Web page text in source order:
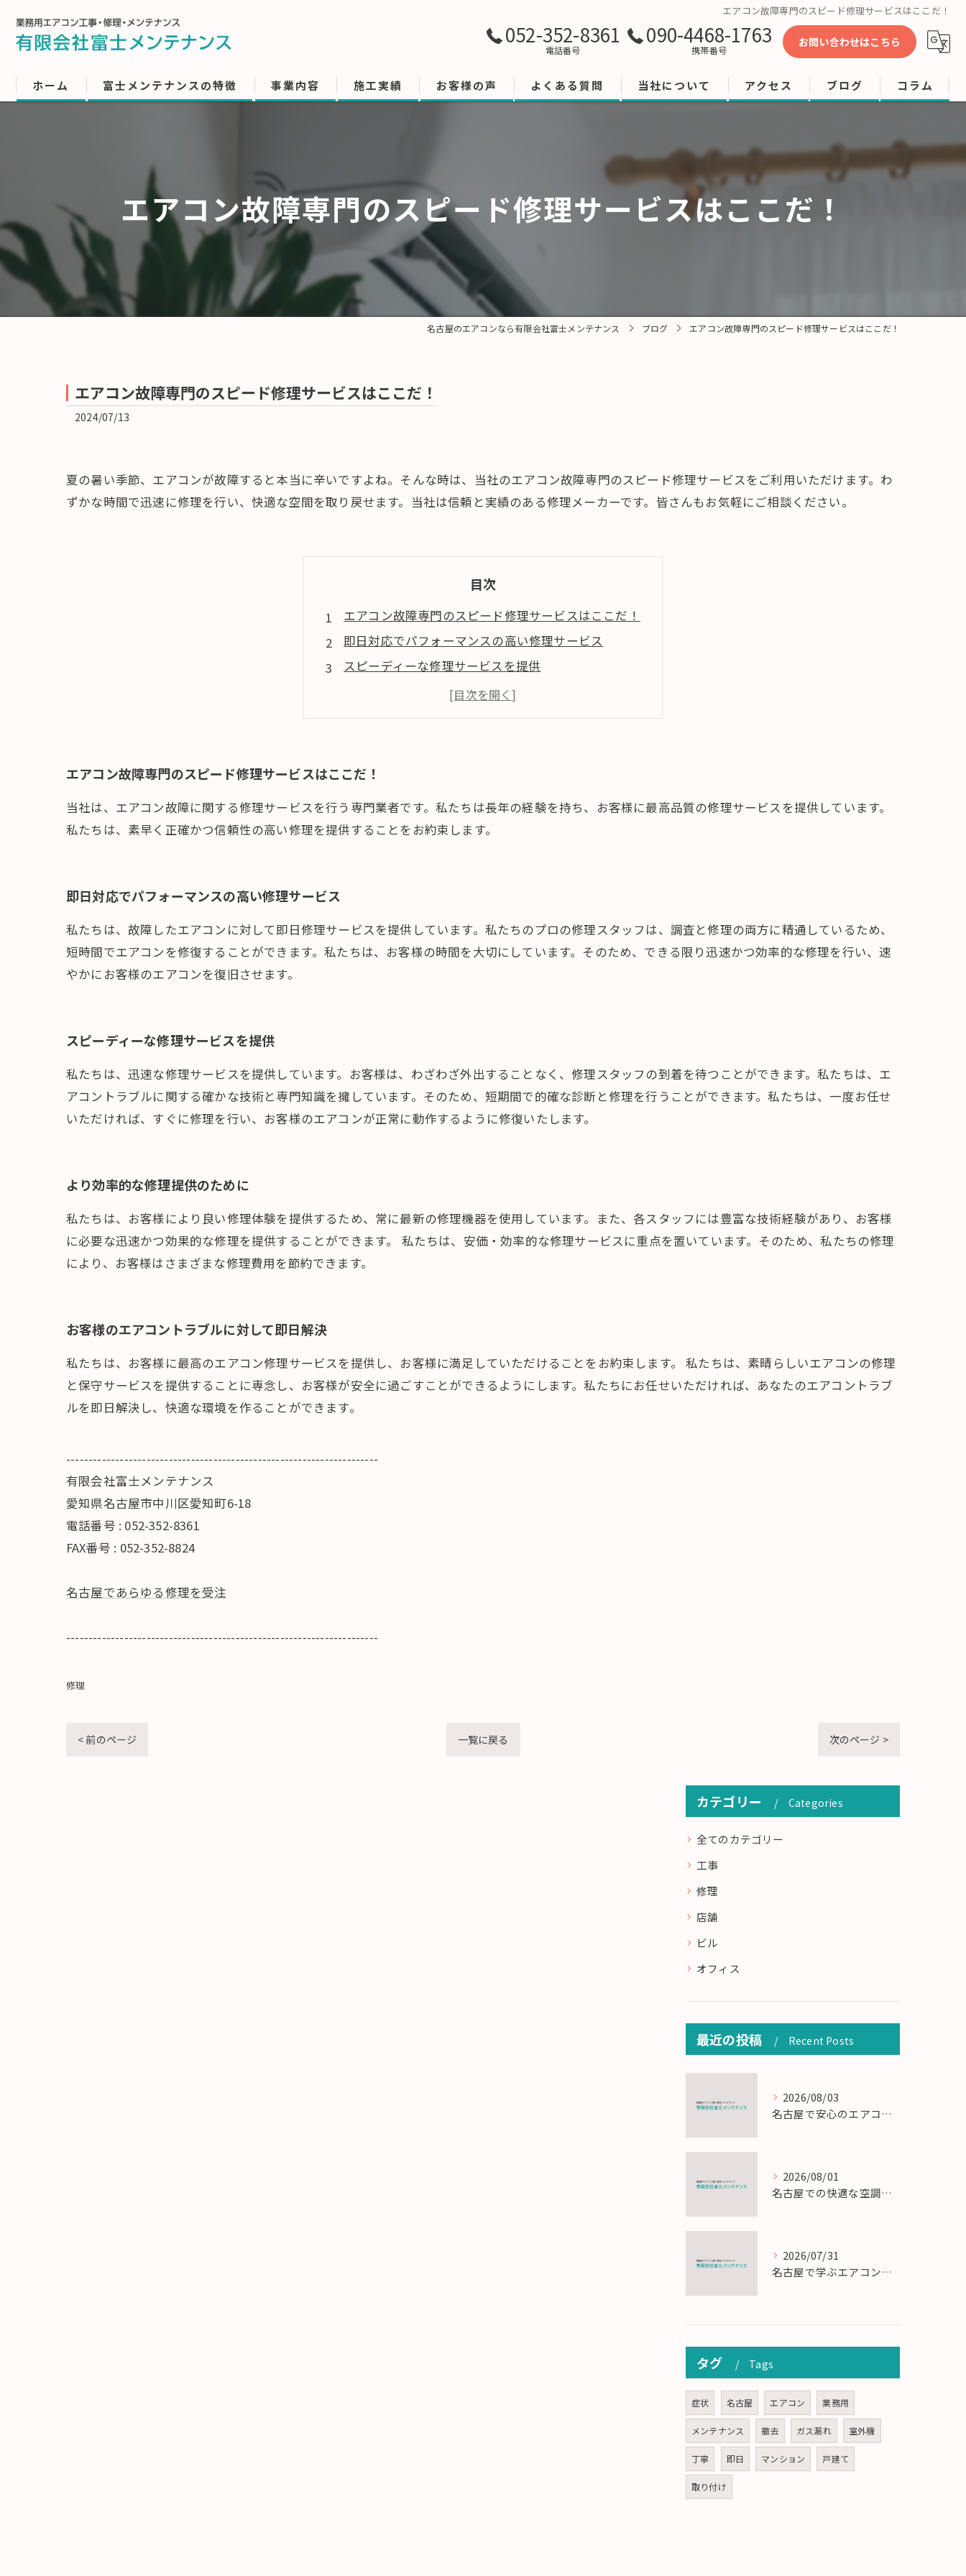
エアコン故障専門のスピード修理サービスはここだ！
052-352-8361
電話番号
090-4468-1763
携帯番号
お問い合わせはこちら
ホーム 富士メンテナンスの特徴 事業内容 施工実績 お客様の声 よくある質問 当社について
店舗
アクセス ブログ コラム
エアコン故障専門のスピード修理サービスはここだ！
名古屋のエアコンなら有限会社富士メンテナンス ブログ エアコン故障専門のスピード修理サービスはここだ！
エアコン故障専門のスピード修理サービスはここだ！
2024/07/13
夏の暑い季節、エアコンが故障すると本当に辛いですよね。そんな時は、当社のエアコン故障専門のスピード修理サービスをご利用いただけます。わ
ずかな時間で迅速に修理を行い、快適な空間を取り戻せます。当社は信頼と実績のある修理メーカーです。皆さんもお気軽にご相談ください。
目次
エアコン故障専門のスピード修理サービスはここだ！
即日対応でパフォーマンスの高い修理サービス
スピーディーな修理サービスを提供
より効率的な修理提供のために
お客様のエアコントラブルに対して即日解決
エアコン故障専門のスピード修理サービスはここだ！
当社は、エアコン故障に関する修理サービスを行う専門業者です。私たちは長年の経験を持ち、お客様に最高品質の修理サービスを提供しています。
私たちは、素早く正確かつ信頼性の高い修理を提供することをお約束します。
即日対応でパフォーマンスの高い修理サービス
私たちは、故障したエアコンに対して即日修理サービスを提供しています。私たちのプロの修理スタッフは、調査と修理の両方に精通しているため、
短時間でエアコンを修復することができます。私たちは、お客様の時間を大切にしています。そのため、できる限り迅速かつ効率的な修理を行い、速
やかにお客様のエアコンを復旧させます。
スピーディーな修理サービスを提供
私たちは、迅速な修理サービスを提供しています。お客様は、わざわざ外出することなく、修理スタッフの到着を待つことができます。私たちは、エ
アコントラブルに関する確かな技術と専門知識を擁しています。そのため、短期間で的確な診断と修理を行うことができます。私たちは、一度お任せ
いただければ、すぐに修理を行い、お客様のエアコンが正常に動作するように修復いたします。
より効率的な修理提供のために
私たちは、お客様により良い修理体験を提供するため、常に最新の修理機器を使用しています。また、各スタッフには豊富な技術経験があり、お客様
に必要な迅速かつ効果的な修理を提供することができます。 私たちは、安価・効率的な修理サービスに重点を置いています。そのため、私たちの修理
により、お客様はさまざまな修理費用を節約できます。
お客様のエアコントラブルに対して即日解決
私たちは、お客様に最高のエアコン修理サービスを提供し、お客様に満足していただけることをお約束します。 私たちは、素晴らしいエアコンの修理
と保守サービスを提供することに専念し、お客様が安全に過ごすことができるようにします。私たちにお任せいただければ、あなたのエアコントラブ
ルを即日解決し、快適な環境を作ることができます。
----------------------------------------------------------------------
有限会社富士メンテナンス
愛知県名古屋市中川区愛知町6-18
電話番号 : 052-352-8361
FAX番号 : 052-352-8824
名古屋であらゆる修理を受注
----------------------------------------------------------------------
修理
< 前のページ 一覧に戻る 次のページ >
カテゴリー Categories
全てのカテゴリー
工事
修理
店舗
ビル
オフィス
最近の投稿 Recent Posts
2026/08/03
名古屋で安心のエアコン工事と定期メンテナンスの重要性
2026/08/01
名古屋での快適な空調を実現するエアコンサービスの技術
2026/07/31
名古屋で学ぶエアコン設置とメンテの匠の技
タグ Tags
症状 名古屋 エアコン 業務用
メンテナンス 撤去 ガス漏れ 室外機
丁寧 即日 マンション 戸建て
取り付け